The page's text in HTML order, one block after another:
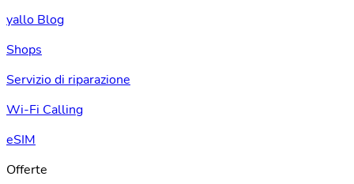
yallo Blog
Shops
Servizio di riparazione
Wi-Fi Calling
eSIM
Offerte